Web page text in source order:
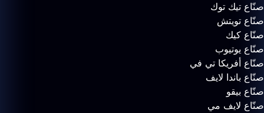
صنّاع تيك توك
صنّاع تويتش
صنّاع كيك
صنّاع يوتيوب
صنّاع أفريكا تي في
صنّاع باندا لايف
صنّاع بيقو
صنّاع لايف مي